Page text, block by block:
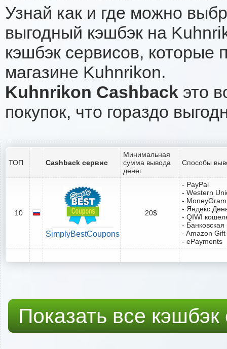
Узнай как и где можно
выгодный кэшбэк на
кэшбэк сервисов, которые
магазине Kuhnrikon.
Kuhnrikon Cashback это
покупок, что гораздо
ТОП Cashback сервис
Минимальная
сумма вывода
денег
Способы
10
SimplyBestCoupons
20$
- PayPal
- Western
- MoneyGram
-
- QIWI
-
- Amazon
- ePayments
Показать все